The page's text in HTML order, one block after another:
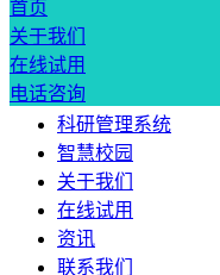
首页
关于我们
在线试用
电话咨询
科研管理系统
智慧校园
关于我们
在线试用
资讯
联系我们